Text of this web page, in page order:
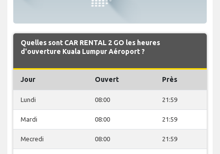
Quelles sont CAR RENTAL 2 GO les heures
d'ouverture Kuala Lumpur Aéroport ?
Jour Ouvert Près
Lundi 08:00 21:59
Mardi 08:00 21:59
Mecredi 08:00 21:59